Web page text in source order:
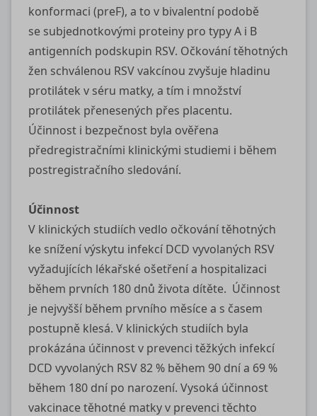
konformaci (preF), a to v bivalentní podobě
se subjednotkovými proteiny pro typy A i B
antigenních podskupin RSV. Očkování těhotných
žen schválenou RSV vakcínou zvyšuje hladinu
protilátek v séru matky, a tím i množství
protilátek přenesených přes placentu.
Účinnost i bezpečnost byla ověřena
předregistračními klinickými studiemi i během
postregistračního sledování.
Účinnost
V klinických studiích vedlo očkování těhotných
ke snížení výskytu infekcí DCD vyvolaných RSV
vyžadujících lékařské ošetření a hospitalizaci
během prvních 180 dnů života dítěte. Účinnost
je nejvyšší během prvního měsíce a s časem
postupně klesá. V klinických studiích byla
prokázána účinnost v prevenci těžkých infekcí
DCD vyvolaných RSV 82 % během 90 dní a 69 %
během 180 dní po narození. Vysoká účinnost
vakcinace těhotné matky v prevenci těchto